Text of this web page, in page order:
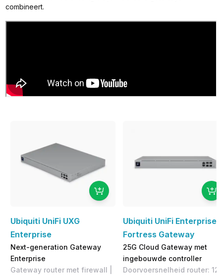
combineert.
Ubiquiti UniFi UXG
Enterprise
Next-generation Gateway
Enterprise
Gateway router met firewall |
Ubiquiti UniFi Enterprise
Fortress Gateway
25G Cloud Gateway met
ingebouwde controller
Doorvoersnelheid router: